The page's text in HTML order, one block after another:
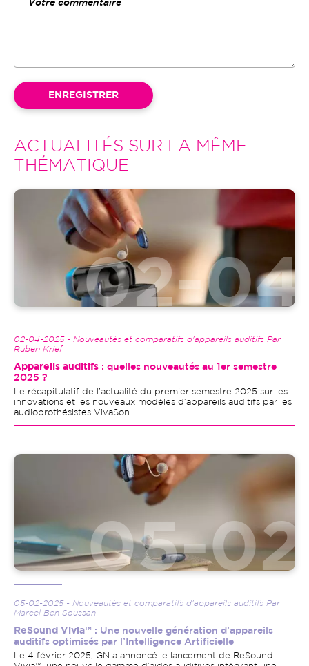
ACTUALITÉS SUR LA MÊME
THÉMATIQUE
Image
02-04-2025 - Nouveautés et comparatifs d'appareils auditifs Par
Ruben Krief
Appareils auditifs : quelles nouveautés au 1er semestre
2025 ?
Le récapitulatif de l’actualité du premier semestre 2025 sur les
innovations et les nouveaux modèles d’appareils auditifs par les
audioprothésistes VivaSon.
Image
05-02-2025 - Nouveautés et comparatifs d'appareils auditifs Par
Marcel Ben Soussan
ReSound Vivia™ : Une nouvelle génération d’appareils
auditifs optimisés par l’Intelligence Artificielle
Le 4 février 2025, GN a annoncé le lancement de ReSound